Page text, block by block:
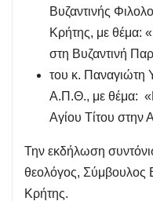
Βυζαντινής
Κρήτης, με θέμα:
στη Βυζαντινή
του κ. Παναγιώτη
Α.Π.Θ., με θέμα:
Αγίου Τίτου στην
Την εκδήλωση
θεολόγος, Σύμβουλος
Κρήτης.